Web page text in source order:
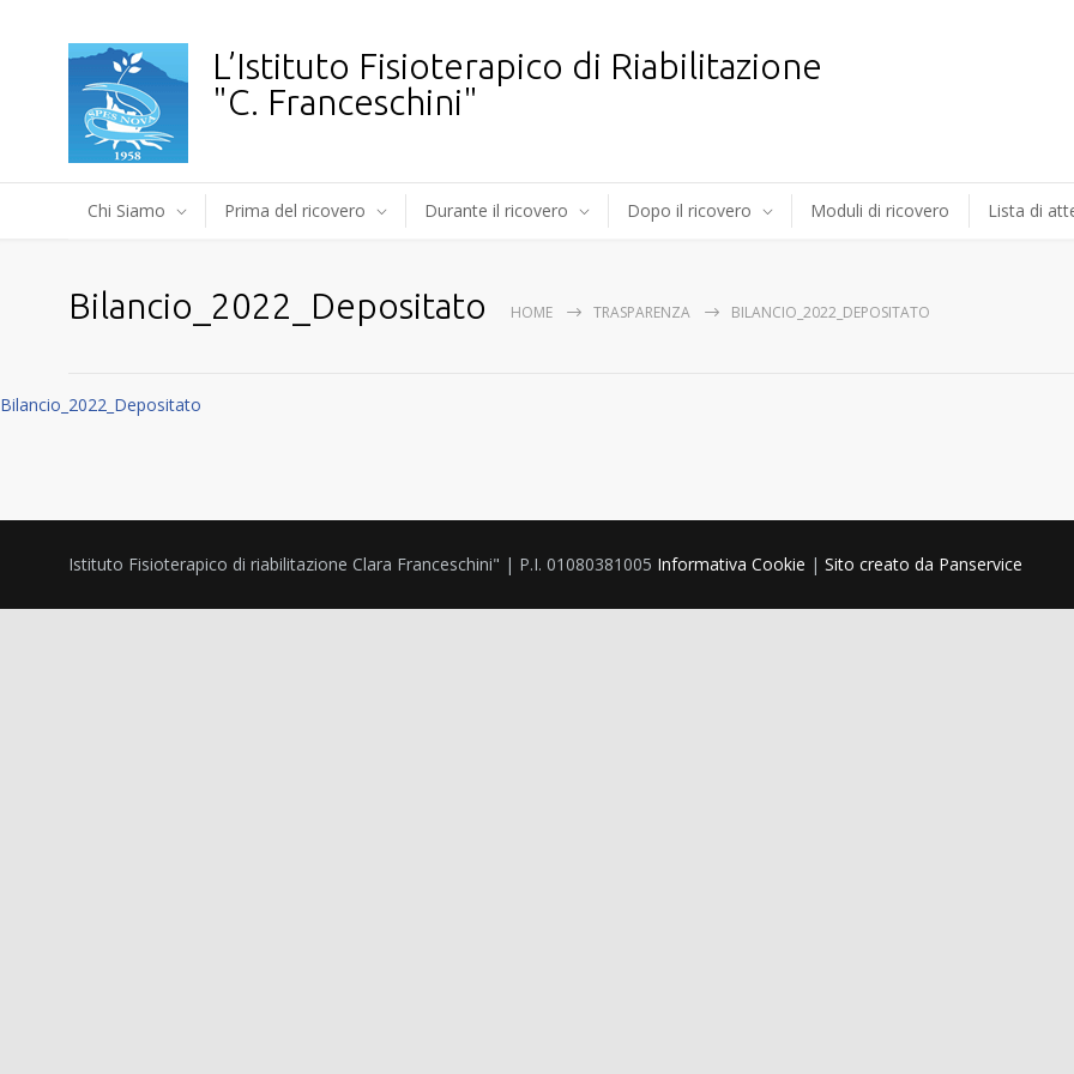
L’Istituto Fisioterapico di Riabilitazione
"C. Franceschini"
Chi Siamo Prima del ricovero Durante il ricovero Dopo il ricovero Moduli di ricovero Lista di
Bilancio_2022_Depositato HOME TRASPARENZA BILANCIO_2022_DEPOSITATO
Bilancio_2022_Depositato
Istituto Fisioterapico di riabilitazione Clara Franceschini" | P.I. 01080381005 Informativa Cookie | Sito creato da Panservice